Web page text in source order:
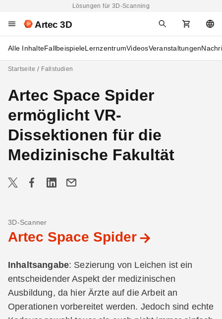
Lösungen für 3D-Scanning
Artec 3D
Alle InhalteFallbeispieleLernzentrumVideosVeranstaltungen
Startseite Fallstudien
Artec Space Spider
ermöglicht VR-
Dissektionen für die
Medizinische Fakultät
3D-Scanner
Artec Space Spider
Inhaltsangabe: Sezierung von Leichen ist ein
entscheidender Aspekt der medizinischen
Ausbildung, da hier Ärzte auf die Arbeit an
Operationen vorbereitet werden. Jedoch sind echte